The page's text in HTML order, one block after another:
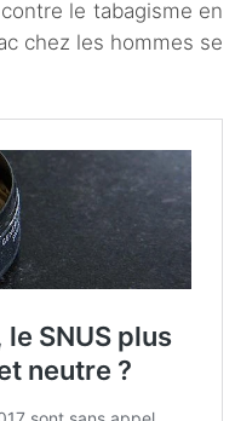
le tabagisme en
chez les hommes se